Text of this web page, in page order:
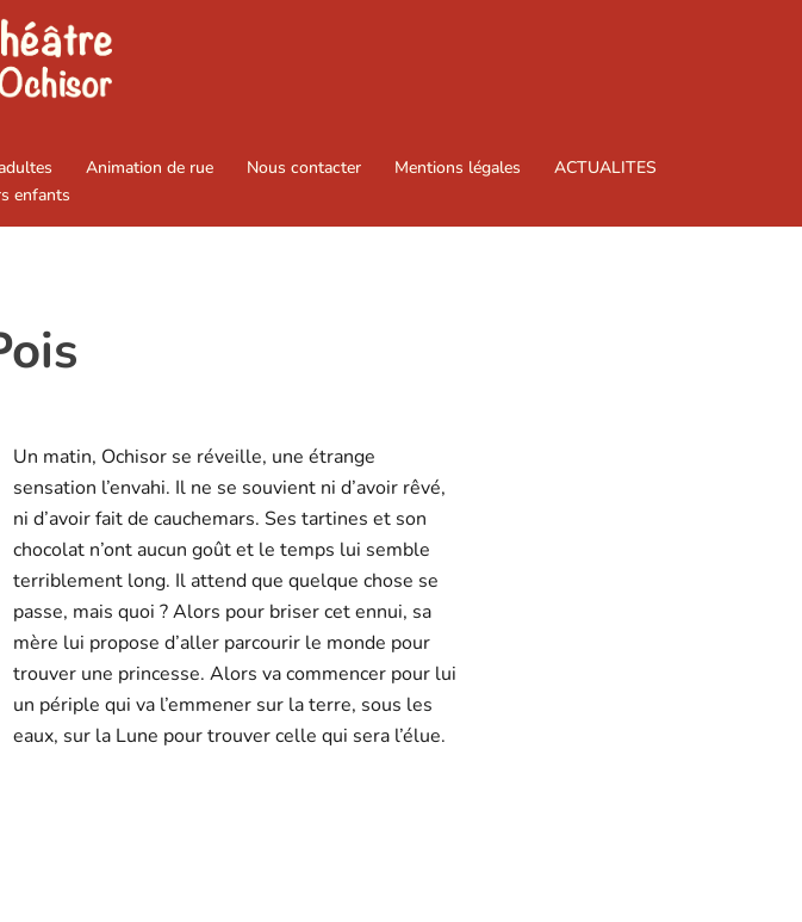
Animation de rue Nous contacter Mentions légales
ACTUALITES
enfants
Un matin, Ochisor se réveille, une étrange
sensation l’envahi. Il ne se souvient ni d’avoir rêvé,
ni d’avoir fait de cauchemars. Ses tartines et son
chocolat n’ont aucun goût et le temps lui semble
terriblement long. Il attend que quelque chose se
passe, mais quoi ? Alors pour briser cet ennui, sa
mère lui propose d’aller parcourir le monde pour
trouver une princesse. Alors va commencer pour lui
un périple qui va l’emmener sur la terre, sous les
eaux, sur la Lune pour trouver celle qui sera l’élue.